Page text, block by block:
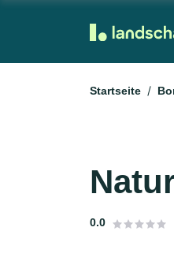
Startseite
0.0